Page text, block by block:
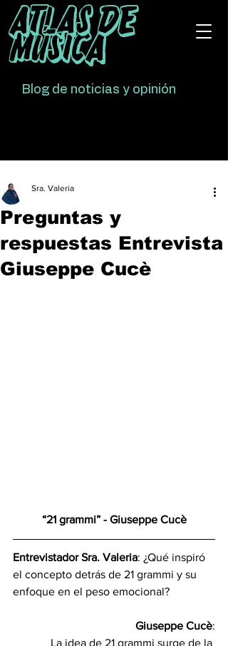
Atlas De
Música
Blog de noticias y opinión
Preguntas y
respuestas Entrevista
Giuseppe Cucè
Sra. Valeria
“21 grammi” - Giuseppe Cucè
Entrevistador Sra. Valeria: ¿Qué inspiró
el concepto detrás de 21 grammi y su
enfoque en el peso emocional?
Giuseppe Cucè:
La idea de 21 grammi surge de la